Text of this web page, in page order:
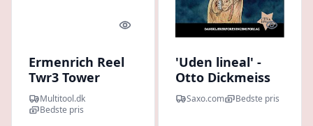
Quick look
Ermenrich Reel
Twr3 Tower
Ruler, Violet -
Lineal
Multitool.dk
Bedste pris
Quick
'Uden lineal' -
Otto Dickmeiss
(fortalt til Jens
Raahauge) - Bog
Saxo.com Bedste pris